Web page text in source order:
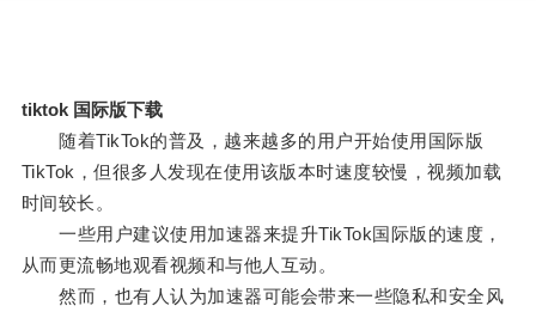
tiktok 国际版下载
随着TikTok的普及，越来越多的用户开始使用国际版
TikTok，但很多人发现在使用该版本时速度较慢，视频加载
时间较长。
一些用户建议使用加速器来提升TikTok国际版的速度，
从而更流畅地观看视频和与他人互动。
然而，也有人认为加速器可能会带来一些隐私和安全风